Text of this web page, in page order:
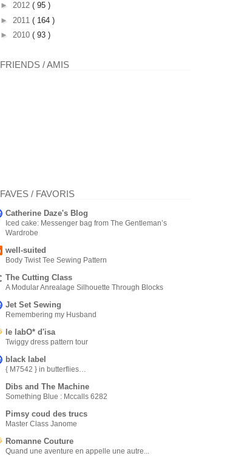
► 2012 ( 95 )
► 2011 ( 164 )
► 2010 ( 93 )
FRIENDS / AMIS
FAVES / FAVORIS
Catherine Daze's Blog
Iced cake: Messenger bag from The Gentleman’s
Wardrobe
well-suited
Body Twist Tee Sewing Pattern
The Cutting Class
A Modular Anrealage Silhouette Through Blocks
Jet Set Sewing
Remembering my Husband
le labO* d'isa
Twiggy dress pattern tour
black label
{ M7542 } in butterflies…
Dibs and The Machine
Something Blue : Mccalls 6282
Pimsy coud des trucs
Master Class Janome
Romanne Couture
Quand une aventure en appelle une autre...